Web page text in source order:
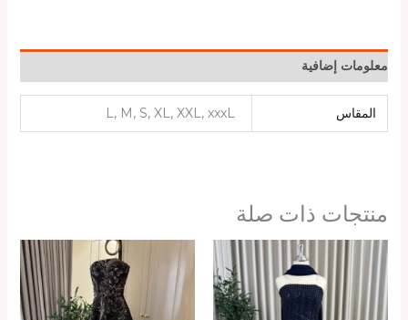
معلومات إضافية
المقاس L, M, S, XL, XXL, xxxL
منتجات ذات صلة